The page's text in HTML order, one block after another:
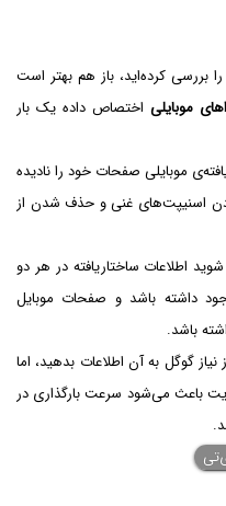
بررسی کرده‌اید، باز هم بهتر است
موبایلیاختصاص داده یک بار
موبایلی صفحات خود را نادیده
اسنیپت‌های غنی و حذف شدن از
اطلاعات ساختاریافته در هر دو
داشته باشد و صفحات موبایل
باشد.
گوگل به آن اطلاعات بدهید، اما
باعث می‌شود سرعت بارگذاری در